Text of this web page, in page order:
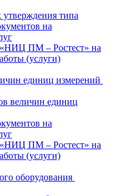
типа
на
ПМ – Ростест» на
(услуги)
единиц измерений
величин единиц
на
ПМ – Ростест» на
(услуги)
оборудования